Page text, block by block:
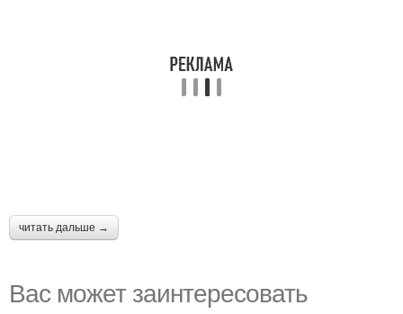
читать дальше →
Вас может заинтересовать